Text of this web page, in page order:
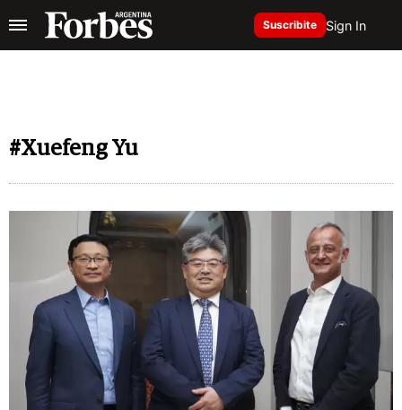
Suscribite Sign In
#Xuefeng Yu